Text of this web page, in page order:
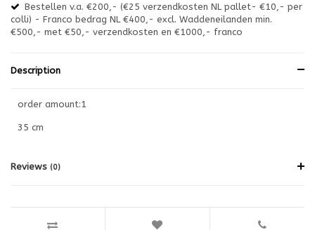
Bestellen v.a. €200,- (€25 verzendkosten NL pallet- €10,- per
colli) - Franco bedrag NL €400,- excl. Waddeneilanden min.
€500,- met €50,- verzendkosten en €1000,- franco
Description
order amount:1
35 cm
Reviews (0)